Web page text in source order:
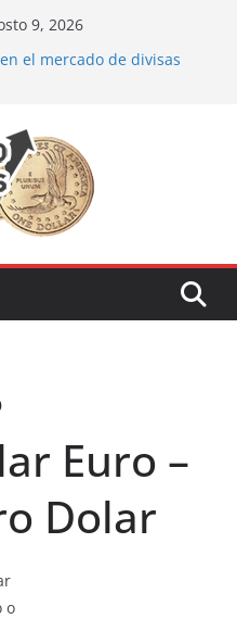
9, 2026
el mercado de divisas
en el sector petrolero
para invertir en
Forex
Euro –
Dolar
o